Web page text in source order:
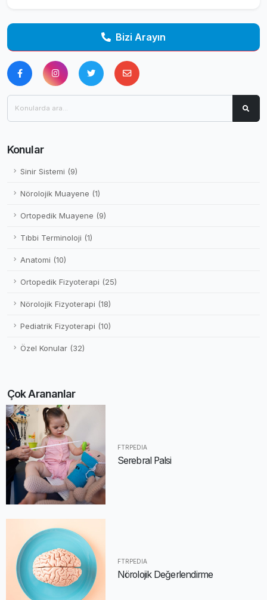
Bizi Arayın
Konular
Sinir Sistemi (9)
Nörolojik Muayene (1)
Ortopedik Muayene (9)
Tıbbi Terminoloji (1)
Anatomi (10)
Ortopedik Fizyoterapi (25)
Nörolojik Fizyoterapi (18)
Pediatrik Fizyoterapi (10)
Özel Konular (32)
Çok Arananlar
FTRPEDIA
Serebral Palsi
FTRPEDIA
Nörolojik Değerlendirme